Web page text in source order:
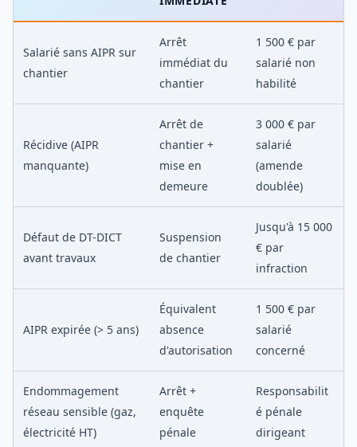
Salarié sans AIPR sur
chantier
Arrêt
immédiat du
chantier
1 500 € par
salarié non
habilité
Récidive (AIPR
manquante)
Arrêt de
chantier +
mise en
demeure
3 000 € par
salarié
(amende
doublée)
Défaut de DT-DICT
avant travaux
Suspension
de chantier
Jusqu'à 15 000
€ par
infraction
AIPR expirée (> 5 ans)
Équivalent
absence
d'autorisation
1 500 € par
salarié
concerné
Endommagement
réseau sensible (gaz,
électricité HT)
Arrêt +
enquête
pénale
Responsabilit
é pénale
dirigeant